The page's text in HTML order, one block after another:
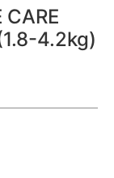
4.2kg)